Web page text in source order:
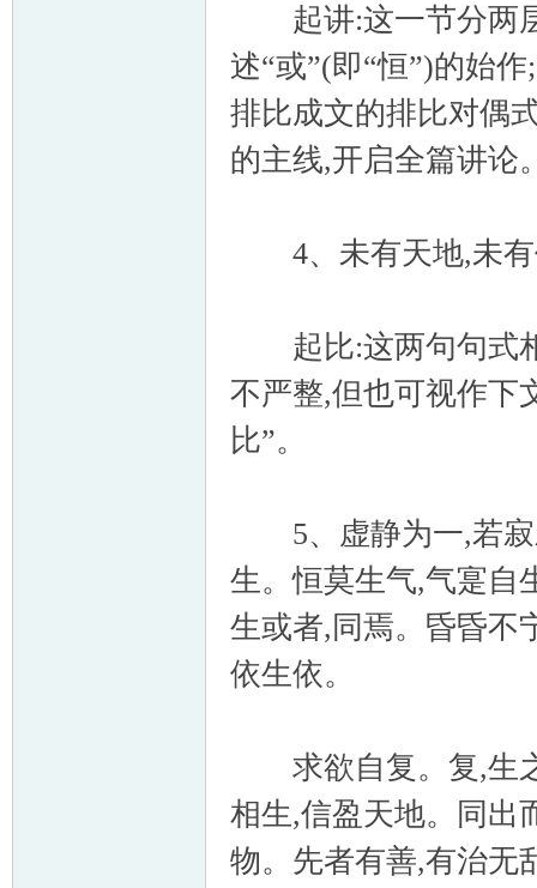
起讲:这一节分两层
述“或”(即“恒”)的始
排比成文的排比对偶
的主线,开启全篇讲论
4、未有天地,未有
起比:这两句句式相
不严整,但也可视作下
比”。
5、虚静为一,若寂
生。恒莫生气,气寔自
生或者,同焉。昏昏不
依生依。
求欲自复。复,生之
相生,信盈天地。同出
物。先者有善,有治无